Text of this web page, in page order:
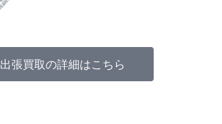
出張買取の詳細はこちら